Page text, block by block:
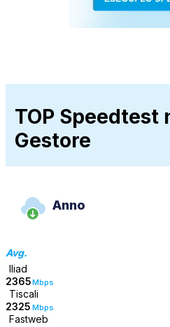
TOP Speedtest
Gestore
Anno
Avg.
Iliad
2365Mbps
Tiscali
2325 Mbps
Fastweb